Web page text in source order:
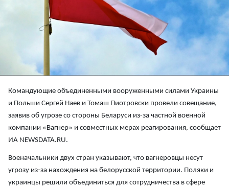
Командующие объединенными вооруженными силами Украины
и Польши Сергей Наев и Томаш Пиотровски провели совещание,
заявив об угрозе со стороны Беларуси из-за частной военной
компании «Вагнер» и совместных мерах реагирования, сообщает
ИА NEWSDATA.RU.
Военачальники двух стран указывают, что вагнеровцы несут
угрозу из-за нахождения на белорусской территории. Поляки и
украинцы решили объединиться для сотрудничества в сфере